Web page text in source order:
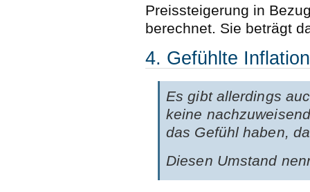
Preissteigerung in
berechnet. Sie beträgt
4. Gefühlte Inflation
Es gibt allerdings
keine
das Gefühl haben,
Diesen Umstand